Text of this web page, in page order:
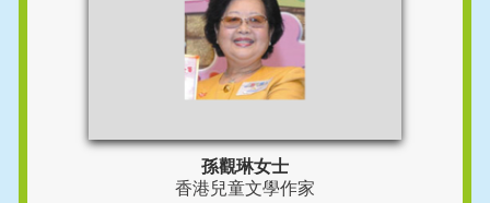
孫觀琳女士
香港兒童文學作家